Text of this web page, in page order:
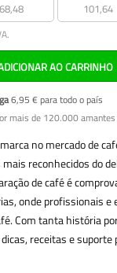
68,48
101,64
AO CARRINHO
6,95 € para todo o país
mais de 120.000
no mercado de
reconhecidos do
de café é
onde profissionais
Com tanta história
receitas e suporte